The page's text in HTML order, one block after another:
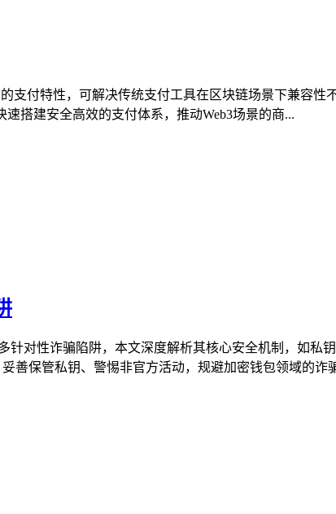
支付特性，可解决传统支付工具在区块链场景下兼容
搭建安全高效的支付体系，推动Web3场景的商...
对性诈骗陷阱，本文深度解析其核心安全机制，如私
善保管私钥、警惕非官方活动，规避加密钱包领域的诈